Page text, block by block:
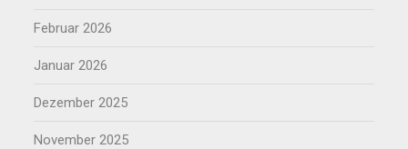
Februar 2026
Januar 2026
Dezember 2025
November 2025